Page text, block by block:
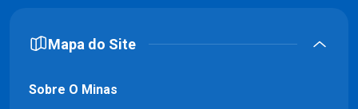
Mapa do Site
Sobre O Minas